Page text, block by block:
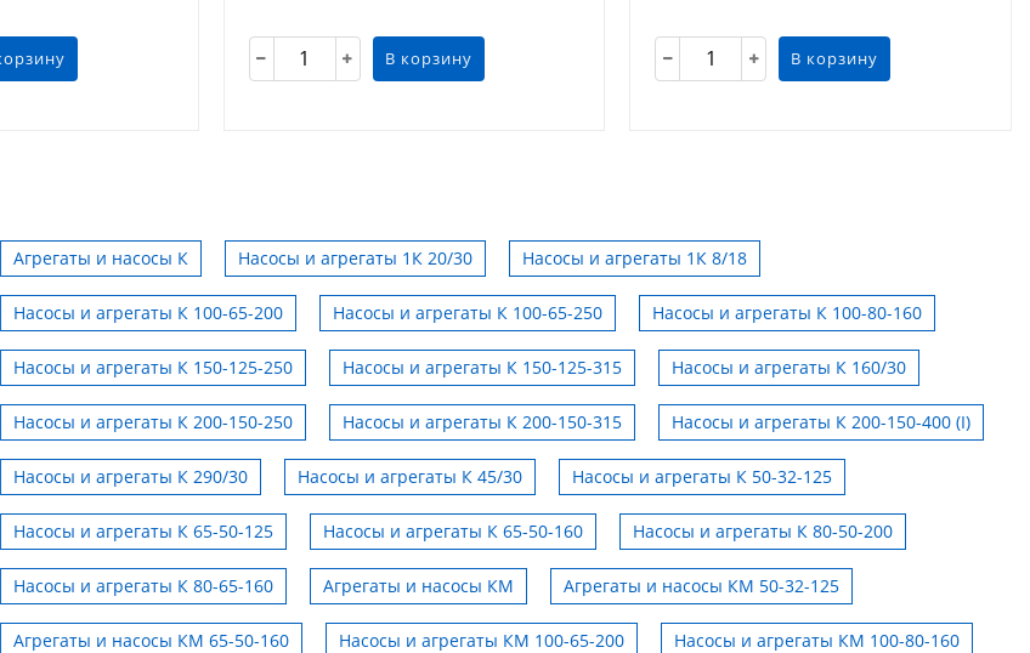
В корзину В корзину
Агрегаты и насосы К Насосы и агрегаты 1К 20/30 Насосы и агрегаты 1К 8/18
Насосы и агрегаты К 100-65-200 Насосы и агрегаты К 100-65-250 Насосы и агрегаты К 100-80-160
Насосы и агрегаты К 150-125-250 Насосы и агрегаты К 150-125-315 Насосы и агрегаты К 160/30
Насосы и агрегаты К 200-150-250 Насосы и агрегаты К 200-150-315 Насосы и агрегаты К 200-150-400 (I)
Насосы и агрегаты К 290/30 Насосы и агрегаты К 45/30 Насосы и агрегаты К 50-32-125
Насосы и агрегаты К 65-50-125 Насосы и агрегаты К 65-50-160 Насосы и агрегаты К 80-50-200
Насосы и агрегаты К 80-65-160 Агрегаты и насосы КМ Агрегаты и насосы КМ 50-32-125
Агрегаты и насосы КМ 65-50-160 Насосы и агрегаты КМ 100-65-200 Насосы и агрегаты КМ 100-80-160